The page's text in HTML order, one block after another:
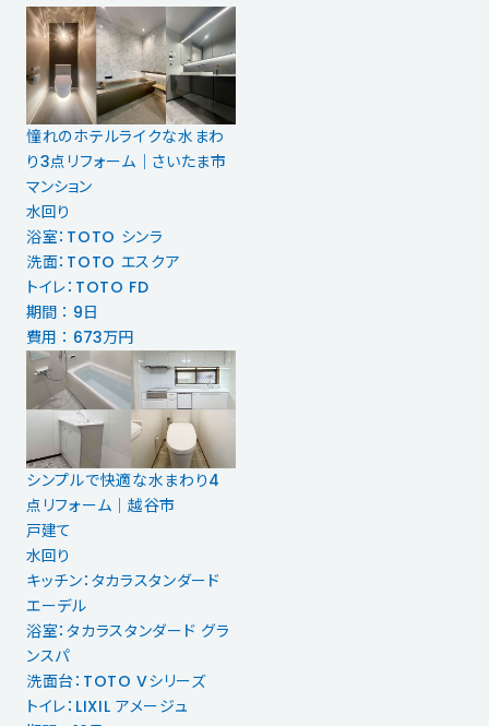
憧れのホテルライクな水まわ
り3点リフォーム｜さいたま市
マンション
水回り
浴室：TOTO シンラ
洗面：TOTO エスクア
トイレ：TOTO FD
期間 ： 9日
費用 ： 673万円
シンプルで快適な水まわり4
点リフォーム｜越谷市
戸建て
水回り
キッチン：タカラスタンダード
エーデル
浴室：タカラスタンダード グラ
ンスパ
洗面台：TOTO Vシリーズ
トイレ：LIXIL アメージュ